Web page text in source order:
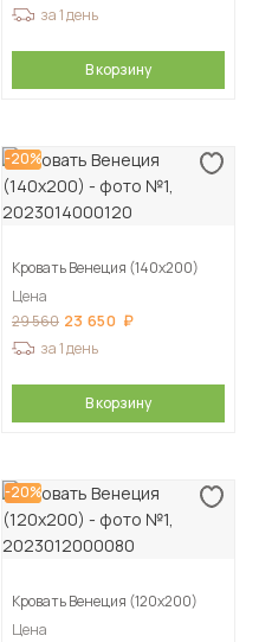
за 1 день
В корзину
-20%
Кровать Венеция (140х200)
Цена
29 560 23 650
за 1 день
В корзину
-20%
Кровать Венеция (120х200)
Цена